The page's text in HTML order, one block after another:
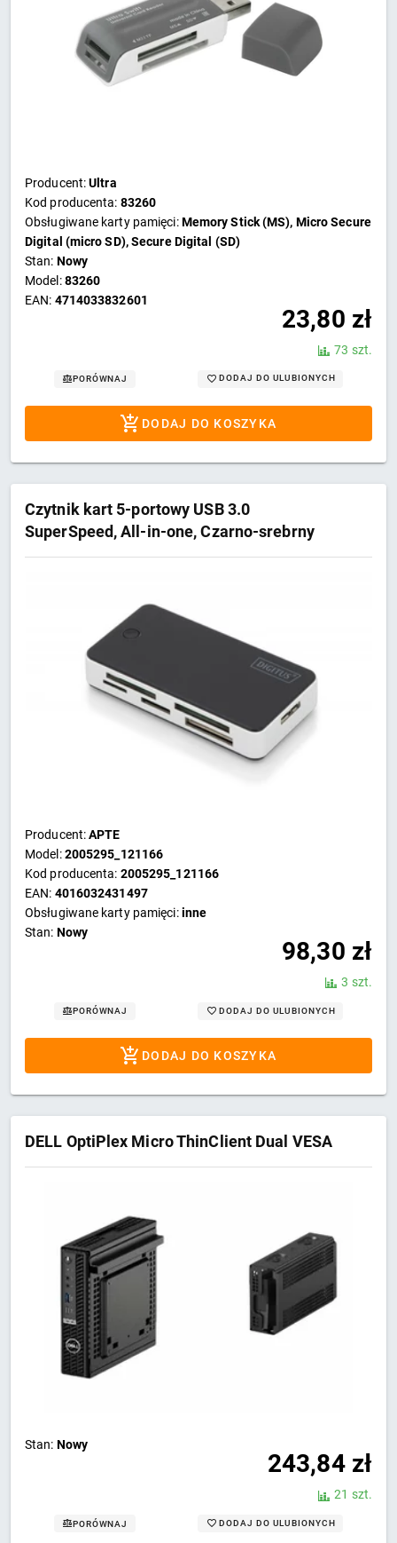
Producent:Ultra
Kod producenta: 83260
Obsługiwane karty pamięci:Memory Stick (MS), Micro Secure
Digital (micro SD), Secure Digital (SD)
Stan: Nowy
Model:83260
EAN: 4714033832601
23,80 zł
73 szt.
PORÓWNAJ DODAJ DO ULUBIONYCH
DODAJ DO KOSZYKA
Czytnik kart 5-portowy USB 3.0
SuperSpeed, All-in-one, Czarno-srebrny
Producent:APTE
Model:2005295_121166
Kod producenta: 2005295_121166
EAN: 4016032431497
Obsługiwane karty pamięci:inne
Stan: Nowy
98,30 zł
3 szt.
PORÓWNAJ DODAJ DO ULUBIONYCH
DODAJ DO KOSZYKA
DELL OptiPlex Micro ThinClient Dual VESA
Stan: Nowy
243,84 zł
21 szt.
PORÓWNAJ DODAJ DO ULUBIONYCH